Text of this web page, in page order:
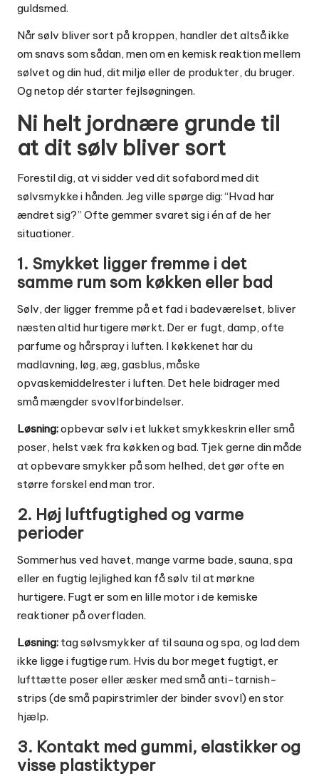
guldsmed.
Når sølv bliver sort på kroppen, handler det altså ikke
om snavs som sådan, men om en kemisk reaktion mellem
sølvet og din hud, dit miljø eller de produkter, du bruger.
Og netop dér starter fejlsøgningen.
Ni helt jordnære grunde til
at dit sølv bliver sort
Forestil dig, at vi sidder ved dit sofabord med dit
sølvsmykke i hånden. Jeg ville spørge dig: “Hvad har
ændret sig?” Ofte gemmer svaret sig i én af de her
situationer.
1. Smykket ligger fremme i det
samme rum som køkken eller bad
Sølv, der ligger fremme på et fad i badeværelset, bliver
næsten altid hurtigere mørkt. Der er fugt, damp, ofte
parfume og hårspray i luften. I køkkenet har du
madlavning, løg, æg, gasblus, måske
opvaskemiddelrester i luften. Det hele bidrager med
små mængder svovlforbindelser.
Løsning:opbevar sølv i et lukket smykkeskrin eller små
poser, helst væk fra køkken og bad. Tjek gerne din måde
at opbevare smykker påsom helhed, det gør ofte en
større forskel end man tror.
2. Høj luftfugtighed og varme
perioder
Sommerhus ved havet, mange varme bade, sauna, spa
eller en fugtig lejlighed kan få sølv til at mørkne
hurtigere. Fugt er som en lille motor i de kemiske
reaktioner på overfladen.
Løsning: tag sølvsmykker af til sauna og spa, og lad dem
ikke ligge i fugtige rum. Hvis du bor meget fugtigt, er
lufttætte poser eller æsker med små anti-tarnish-
strips (de små papirstrimler der binder svovl) en stor
hjælp.
3. Kontakt med gummi, elastikker og
visse plastiktyper